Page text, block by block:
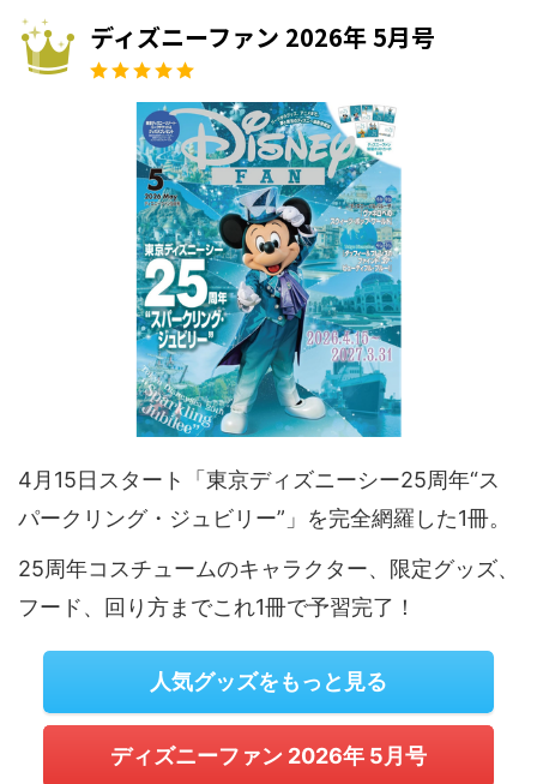
ディズニーファン 2026年 5月号
4月15日スタート「東京ディズニーシー25周年“ス
パークリング・ジュビリー”」を完全網羅した1冊。
25周年コスチュームのキャラクター、限定グッズ、
フード、回り方までこれ1冊で予習完了！
人気グッズをもっと見る
ディズニーファン 2026年 5月号